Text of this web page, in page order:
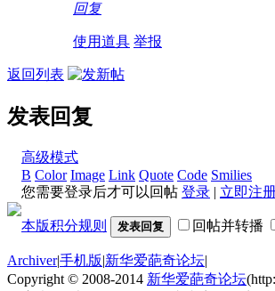
回复
使用道具 举报
返回列表
发表回复
高级模式
B Color Image Link Quote Code Smilies
您需要登录后才可以回帖 登录 | 立即注
本版积分规则 发表回复 回帖并转播
Archiver|手机版|新华爱葩奇论坛|
Copyright © 2008-2014 新华爱葩奇论坛